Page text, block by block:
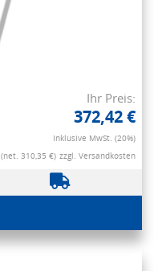
Ihr Preis:
372,42 €
Inklusive MwSt. (20%)
(net. 310,35 €) zzgl. Versandkosten